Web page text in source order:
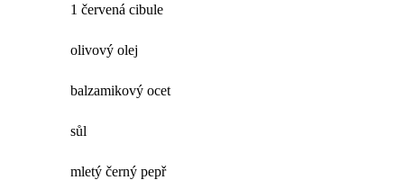
1 červená cibule
olivový olej
balzamikový ocet
sůl
mletý černý pepř